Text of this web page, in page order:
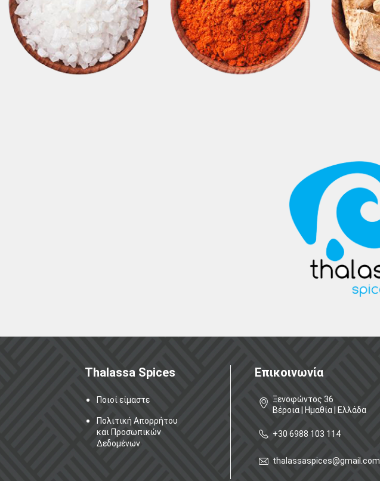
Thalassa Spices
Ποιοί είμαστε
Πολιτική Απορρήτου
και Προσωπικών
Δεδομένων
Επικοινωνία
Ξενοφώντος 36
Βέροια | Ημαθία | Ελλάδα
+30 6988 103 114
thalassaspices@gmail.com